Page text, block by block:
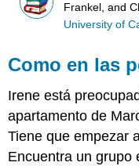
Frankel, and
University of
Como en las
Irene está
apartamento de
Tiene que empezar
Encuentra un grupo